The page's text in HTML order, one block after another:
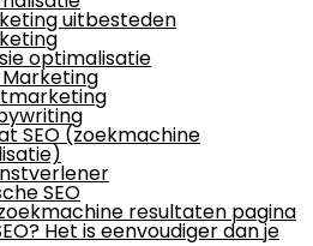
uitbesteden
optimalisatie
SEO (zoekmachine
SEO
zoekmachine resultaten pagina
Het is eenvoudiger dan je